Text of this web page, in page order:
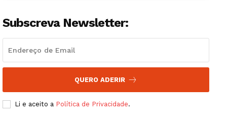
Subscreva Newsletter:
QUERO ADERIR
Li e aceito a Política de Privacidade.